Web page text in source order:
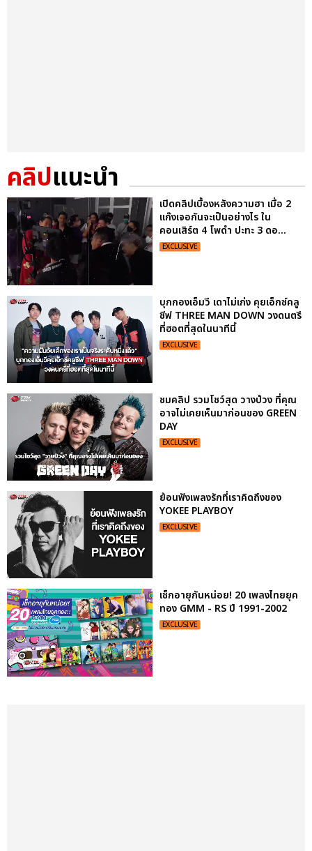
คลิปแนะนำ
เปิดคลิปเบื้องหลังความฮา เมื่อ 2
แก๊งเจอกันจะเป็นอย่างไร ใน
คอนเสิร์ต 4 โพดำ ปะทะ 3 ดอ...
EXCLUSIVE
บุกกองเอ็มวี เดาไม่เก่ง คุยเอ็กซ์คลู
ซีฟ THREE MAN DOWN วงดนตรี
ที่ฮอตที่สุดในนาทีนี้
EXCLUSIVE
ชมคลิป รวมโชว์สุด วางป่วง ที่คุณ
อาจไม่เคยเห็นมาก่อนของ GREEN
DAY
EXCLUSIVE
ย้อนฟังเพลงรักที่เราคิดถึงของ
YOKEE PLAYBOY
EXCLUSIVE
เช็กอายุกันหน่อย! 20 เพลงไทยยุค
ทอง GMM - RS ปี 1991-2002
EXCLUSIVE